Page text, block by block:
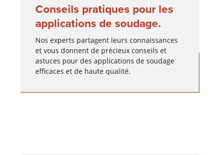
Conseils pratiques pour les
applications de soudage.
Nos experts partagent leurs connaissances
et vous donnent de précieux conseils et
astuces pour des applications de soudage
efficaces et de haute qualité.